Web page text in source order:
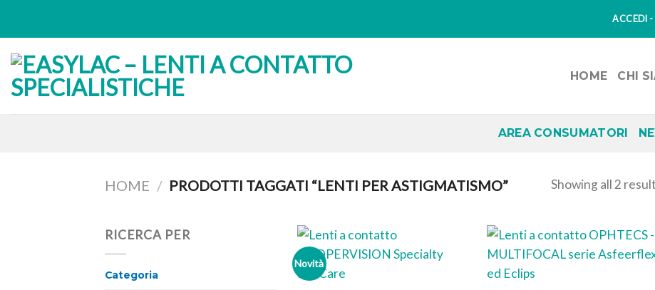
ACCEDI -
HOME CHI
AREA CONSUMATORI
HOME / PRODOTTI TAGGATI “LENTI PER ASTIGMATISMO” Showing all 2
RICERCA PER
Categoria
Novità